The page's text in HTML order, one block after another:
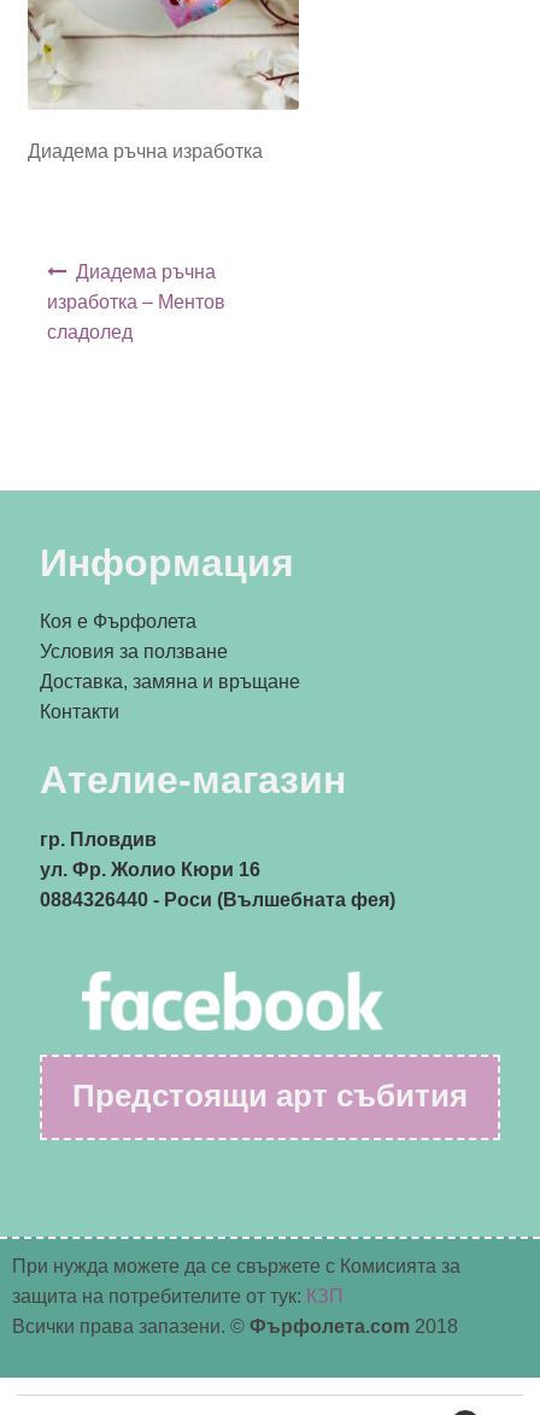
Диадема ръчна изработка
Диадема ръчна
изработка – Ментов
сладолед
Информация
Коя е Фърфолета
Условия за ползване
Доставка, замяна и връщане
Контакти
Ателие-магазин
гр. Пловдив
ул. Фр. Жолио Кюри 16
0884326440- Роси (Вълшебната фея)
Предстоящи арт събития
При нужда можете да се свържете с Комисията за
защита на потребителите от тук: КЗП
Всички права запазени. © Фърфолета.com 2018